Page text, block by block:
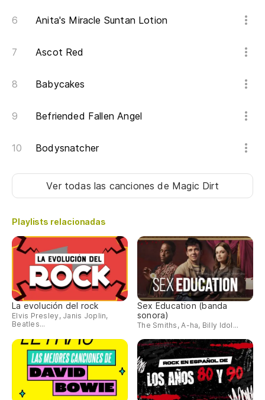
Anita's Miracle Suntan Lotion
Ascot Red
Babycakes
Befriended Fallen Angel
Bodysnatcher
Ver todas las cancionesde Magic Dirt
Playlists relacionadas
La evolución del rock
Elvis Presley, Janis Joplin,
Beatles...
Sex Education (banda
sonora)
The Smiths, A-ha, Billy Idol...